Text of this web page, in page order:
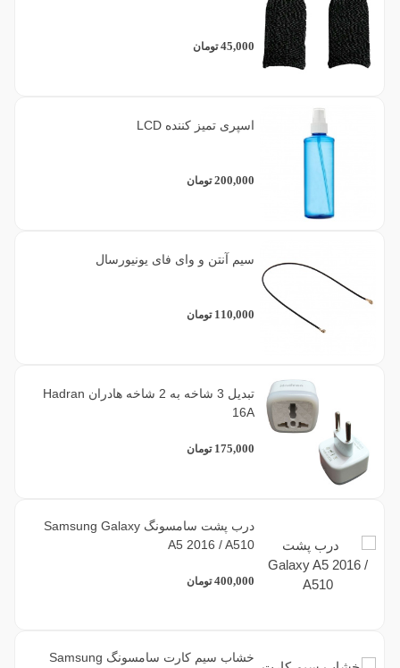
45,000 تومان
اسپری تمیز کننده LCD
200,000 تومان
سیم آنتن و وای فای یونیورسال
110,000 تومان
تبدیل 3 شاخه به 2 شاخه هادران Hadran
16A
175,000 تومان
درب پشت سامسونگ Samsung Galaxy
A5 2016 / A510
400,000 تومان
خشاب سیم کارت سامسونگ Samsung